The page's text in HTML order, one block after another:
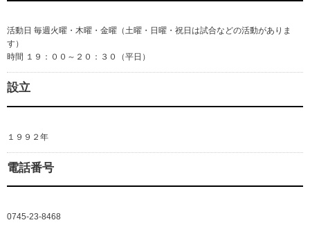
活動日 毎週火曜・木曜・金曜（土曜・日曜・祝日は試合などの活動がありま
す）
時間 １９：００～２０：３０（平日）
設立
１９９２年
電話番号
0745-23-8468